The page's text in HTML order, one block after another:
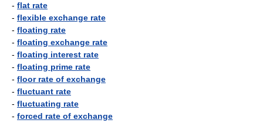
- flat rate
- flexible exchange rate
- floating rate
- floating exchange rate
- floating interest rate
- floating prime rate
- floor rate of exchange
- fluctuant rate
- fluctuating rate
- forced rate of exchange